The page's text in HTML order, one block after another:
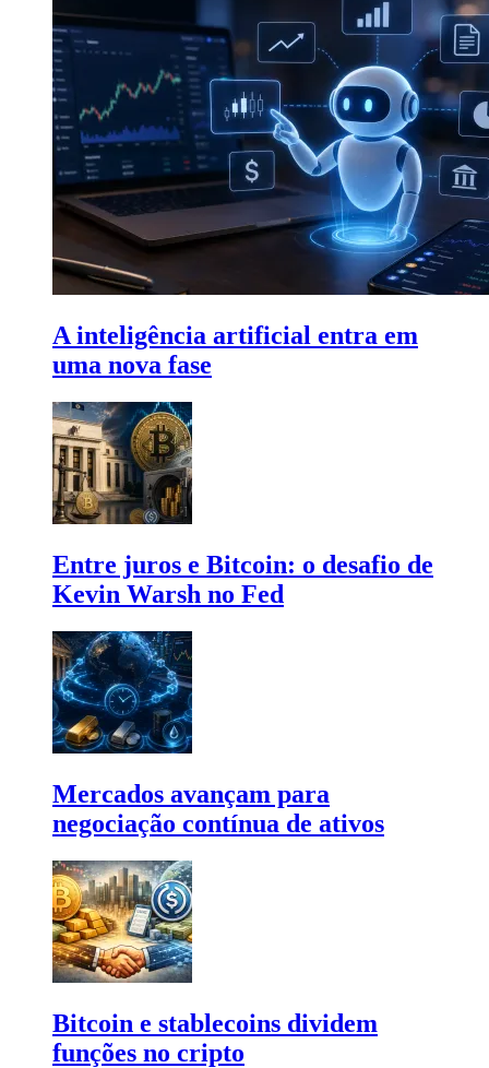
A inteligência artificial entra em
uma nova fase
Entre juros e Bitcoin: o desafio de
Kevin Warsh no Fed
Mercados avançam para
negociação contínua de ativos
Bitcoin e stablecoins dividem
funções no cripto